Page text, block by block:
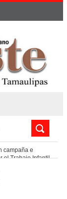
campaña e
el Trabajo Infantil